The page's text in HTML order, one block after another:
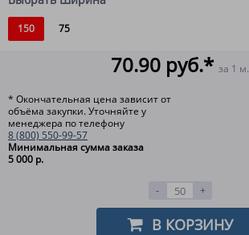
150 75
70.90 руб.* за 1 м.
* Окончательная цена зависит от
объёма закупки. Уточняйте у
менеджера по телефону
8 (800) 550-99-57
Минимальная сумма заказа
5 000 р.
- +
В КОРЗИНУ